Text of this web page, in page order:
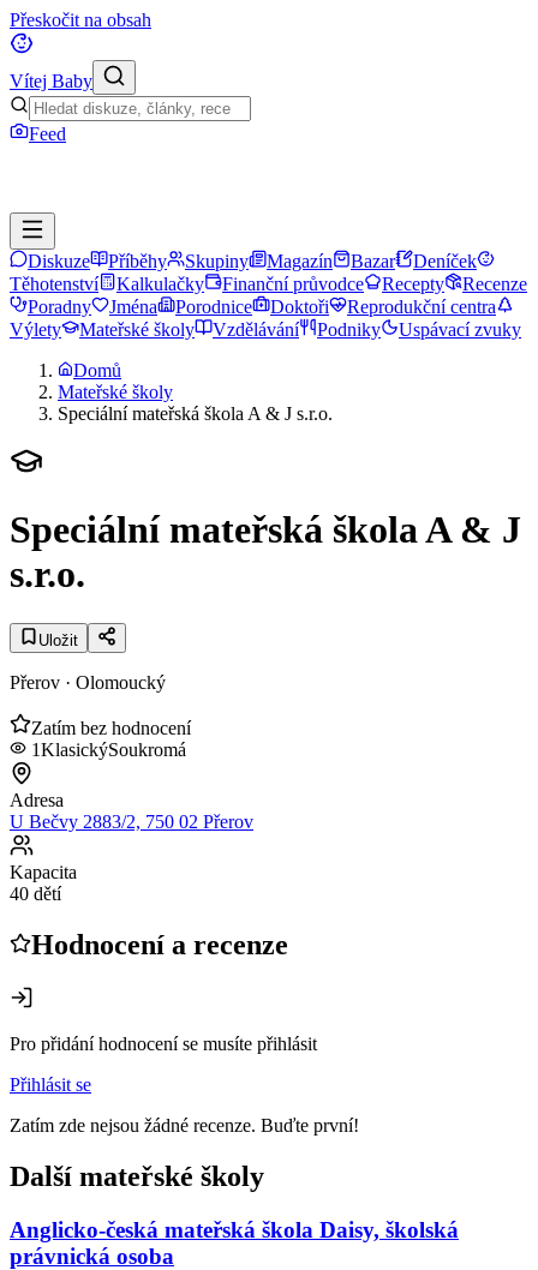
Přeskočit na obsah
Vítej Baby
Feed
Diskuze Příběhy Skupiny Magazín Bazar
Deníček
Těhotenství
Kalkulačky Finanční průvodce Recepty
Recenze
Poradny
Jména Porodnice Doktoři
Reprodukční centra
Výlety
Mateřské školy Vzdělávání Podniky
Uspávací zvuky
Domů
Mateřské školy
Speciální mateřská škola A & J s.r.o.
Speciální mateřská škola A & J
s.r.o.
Uložit
Přerov · Olomoucký
Zatím bez hodnocení
1KlasickýSoukromá
Adresa
U Bečvy 2883/2, 750 02 Přerov
Kapacita
40 dětí
Hodnocení a recenze
Pro přidání hodnocení se musíte přihlásit
Přihlásit se
Zatím zde nejsou žádné recenze. Buďte první!
Další mateřské školy
Anglicko-česká mateřská škola Daisy, školská
právnická osoba